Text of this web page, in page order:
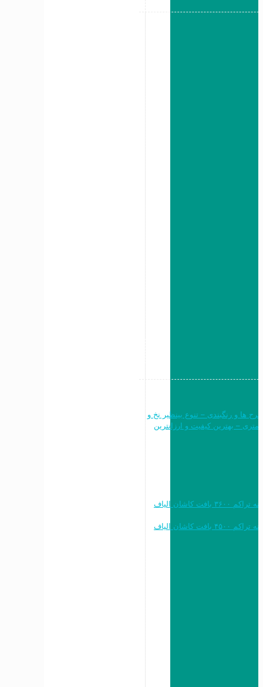
طرح ها و رنگبندی – تنوع بینظیر نخ و
نقشه – فرش ماشینی ۷۰۰ شانه ۶متری ، ۹ متری و ۱۲ متری – بهترین کیفیت و ارزانترین
خرید به قیمت فرش ماشینی ۱۲۰۰ شانه تراکم ۳۶۰۰ بافت کاشان الیاف
خرید به قیمت فرش ماشینی ۱۵۰۰ شانه تراکم ۴۵۰۰ بافت کاشان الیاف